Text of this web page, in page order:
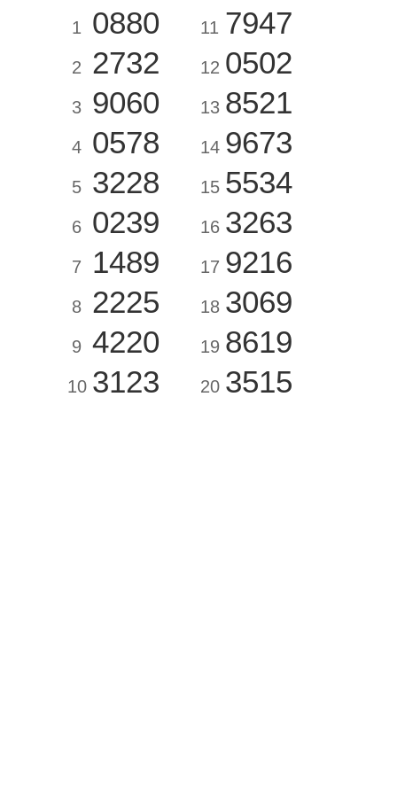
1 0880
2 2732
3 9060
4 0578
5 3228
6 0239
7 1489
8 2225
9 4220
10 3123
11 7947
12 0502
13 8521
14 9673
15 5534
16 3263
17 9216
18 3069
19 8619
20 3515